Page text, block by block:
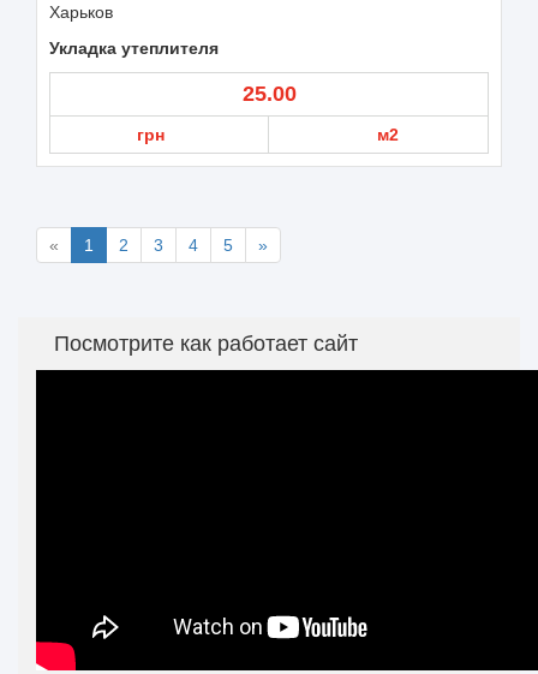
Харьков
Укладка утеплителя
25.00
грн м2
« 1 2 3 4 5 »
Посмотрите как работает сайт